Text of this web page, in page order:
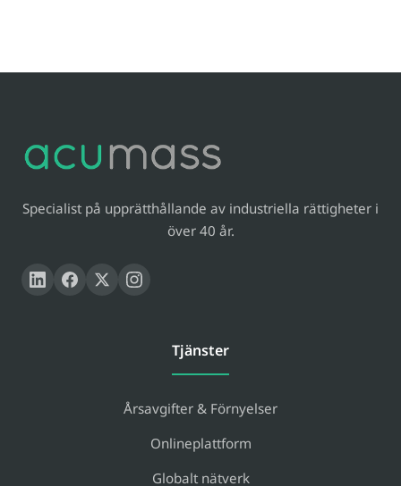
Specialist på upprätthållande av industriella rättigheter i
över 40 år.
Tjänster
Årsavgifter & Förnyelser
Onlineplattform
Globalt nätverk